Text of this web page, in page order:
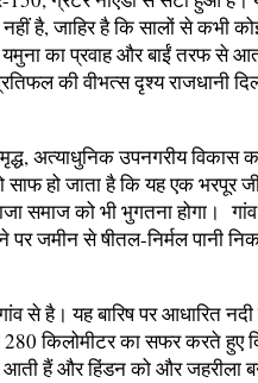
है, जाहिर है कि सालों से
का प्रवाह और बाईं तरफ से
की वीभत्स दृश्य राजधानी
अत्याधुनिक उपनगरीय
हो जाता है कि यह एक भरपूर
समाज को भी भुगतना होगा।
से षीतल-निर्मल पानी
से है। यह बारिष पर आधारित
किलोमीटर का सफर करते हुए
आती हैं और हिंडन को और जहरीला